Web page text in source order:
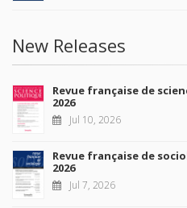
New Releases
Revue française de
2026
Jul 10, 2026
Revue française de
2026
Jul 7, 2026